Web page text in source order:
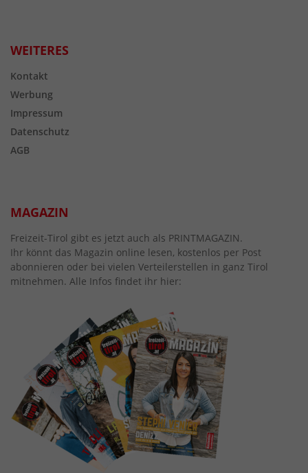
WEITERES
Kontakt
Werbung
Impressum
Datenschutz
AGB
MAGAZIN
Freizeit-Tirol gibt es jetzt auch als PRINTMAGAZIN.
Ihr könnt das Magazin online lesen, kostenlos per Post
abonnieren oder bei vielen Verteilerstellen in ganz Tirol
mitnehmen. Alle Infos findet ihr hier: